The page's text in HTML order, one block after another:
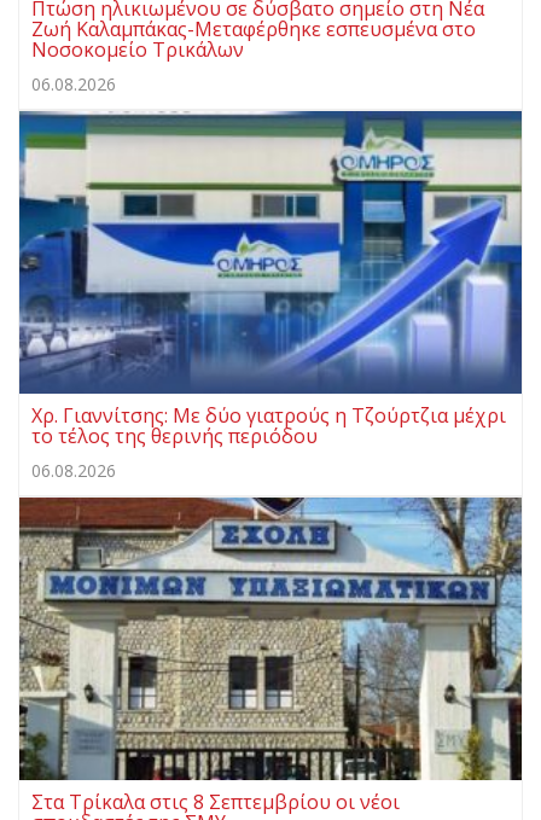
Πτώση ηλικιωμένου σε δύσβατο σημείο στη Νέα
Ζωή Καλαμπάκας-Μεταφέρθηκε εσπευσμένα στο
Νοσοκομείο Τρικάλων
06.08.2026
Χρ. Γιαννίτσης: Με δύο γιατρούς η Τζούρτζια μέχρι
το τέλος της θερινής περιόδου
06.08.2026
Στα Τρίκαλα στις 8 Σεπτεμβρίου οι νέοι